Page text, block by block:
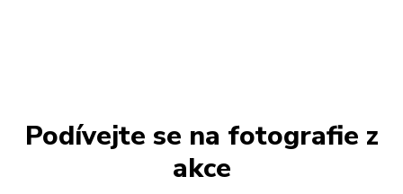
Podívejte se na fotografie z
akce